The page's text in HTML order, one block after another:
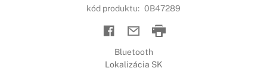
kód produktu: 0B47289
Bluetooth
Lokalizácia SK